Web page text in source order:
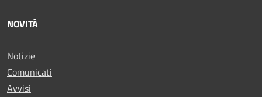
NOVITÀ
Notizie
Comunicati
Avvisi